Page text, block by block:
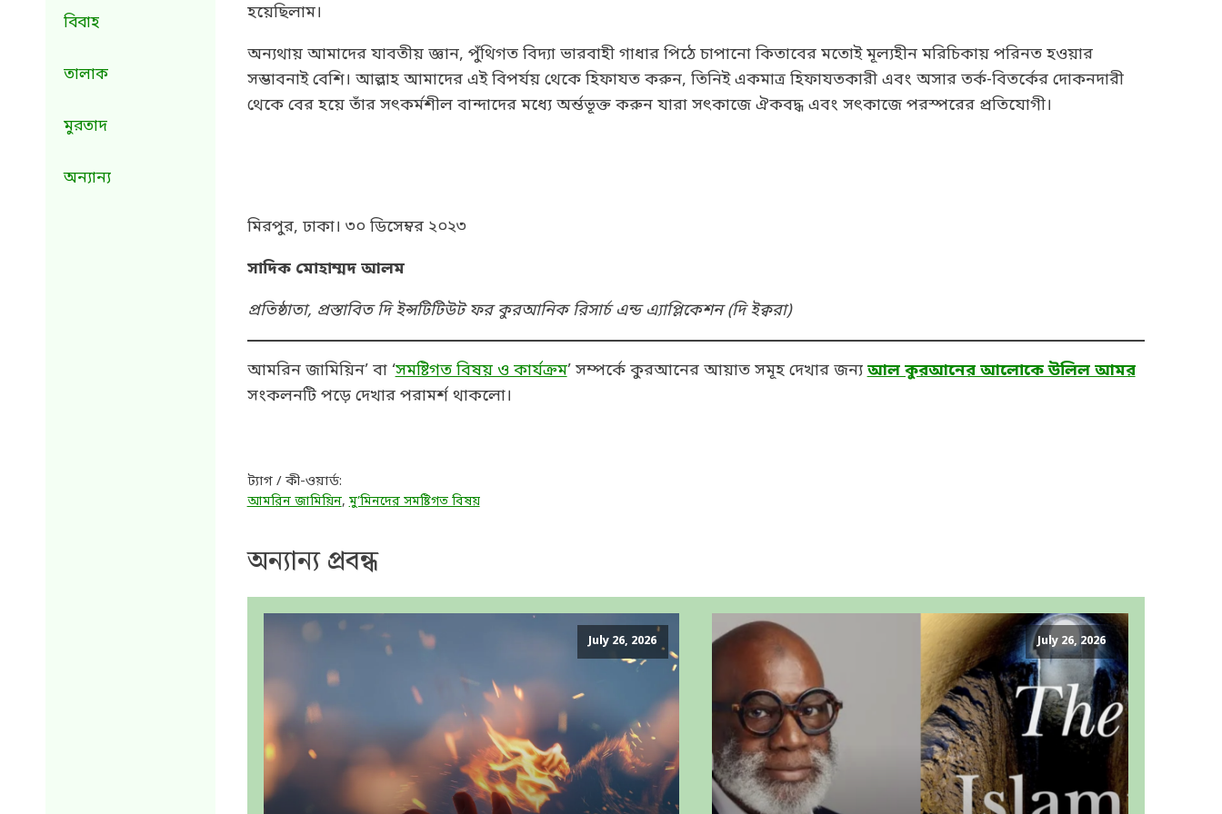
বিবাহ
তালাক
মুরতাদ
অন্যান্য
হয়েছিলাম।
অন্যথায় আমাদের যাবতীয় জ্ঞান, পুঁথিগত বিদ্যা ভারবাহী গাধার পিঠে চাপানো কিতাবের মতোই মূল্যহীন মরিচিকায় পরিনত হওয়ার
সম্ভাবনাই বেশি। আল্লাহ আমাদের এই বিপর্যয় থেকে হিফাযত করুন, তিনিই একমাত্র হিফাযতকারী এবং অসার তর্ক-বিতর্কের দোকনদারী
থেকে বের হয়ে তাঁর সৎকর্মশীল বান্দাদের মধ্যে অর্ন্তভূক্ত করুন যারা সৎকাজে ঐকবদ্ধ এবং সৎকাজে পরস্পরের প্রতিযোগী।
মিরপুর, ঢাকা। ৩০ ডিসেম্বর ২০২৩
সাদিক মোহাম্মদ আলম
প্রতিষ্ঠাতা, প্রস্তাবিত দি ইন্সটিটিউট ফর কুরআনিক রিসার্চ এন্ড এ্যাপ্লিকেশন (দি ইক্বরা)
আমরিন জামিয়িন’ বা ‘সমষ্টিগত বিষয় ও কার্যক্রম’ সম্পর্কে কুরআনের আয়াত সমূহ দেখার জন্যআল কুরআনের আলোকে উলিল আমর
সংকলনটি পড়ে দেখার পরামর্শ থাকলো।
ট্যাগ / কী-ওয়ার্ড:
আমরিন জামিয়িন,মু’মিনদের সমষ্টিগত বিষয়
অন্যান্য প্রবন্ধ
July 26, 2026 July 26, 2026